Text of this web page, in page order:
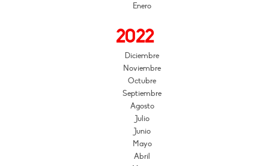
Enero
2022
Diciembre
Noviembre
Octubre
Septiembre
Agosto
Julio
Junio
Mayo
Abril